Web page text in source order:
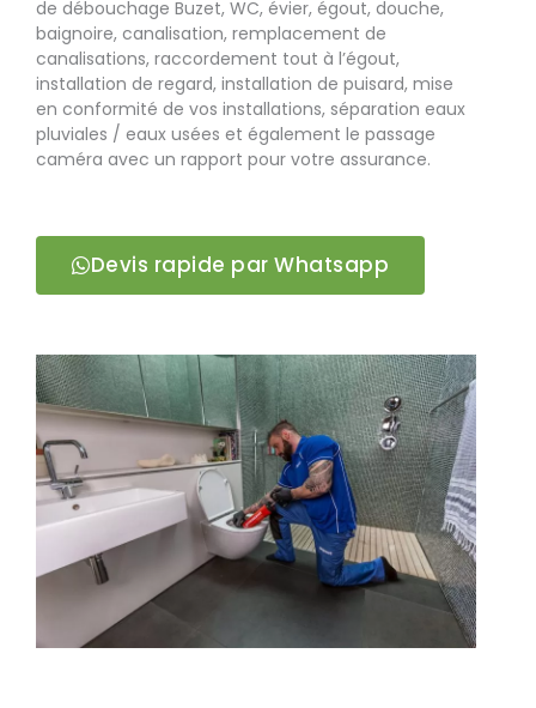
de débouchage Buzet, WC, évier, égout, douche,
baignoire, canalisation, remplacement de
canalisations, raccordement tout à l’égout,
installation de regard, installation de puisard, mise
en conformité de vos installations, séparation eaux
pluviales / eaux usées et également le passage
caméra avec un rapport pour votre assurance.
Devis rapide par Whatsapp